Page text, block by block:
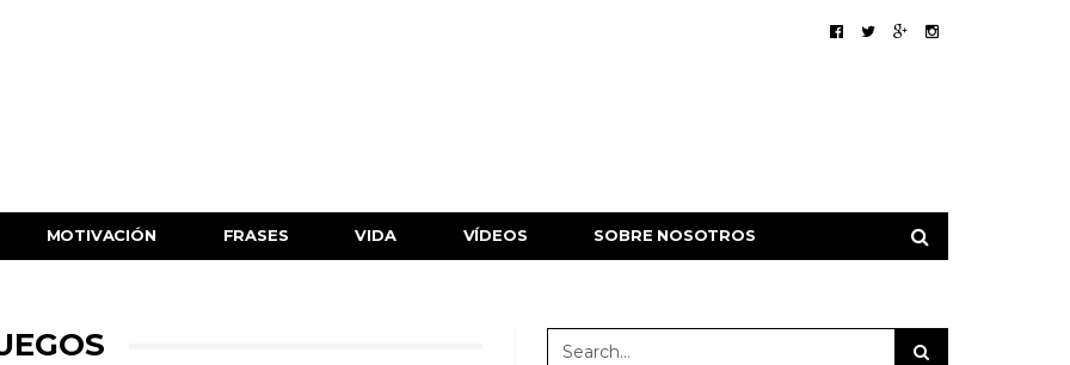
MOTIVACIÓN FRASES VIDA VÍDEOS SOBRE NOSOTROS